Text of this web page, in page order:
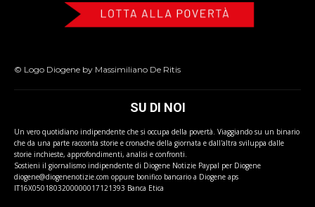
© Logo Diogene by Massimiliano De Ritis
SU DI NOI
Un vero quotidiano indipendente che si occupa della povertà. Viaggiando su un binario
che da una parte racconta storie e cronache della giornata e dall'altra sviluppa dalle
storie inchieste, approfondimenti, analisi e confronti.
Sostieni il giornalismo indipendente di Diogene Notizie Paypal per Diogene
diogene@diogenenotizie.com oppure bonifico bancario a Diogene aps
IT16X0501803200000017121393 Banca Etica